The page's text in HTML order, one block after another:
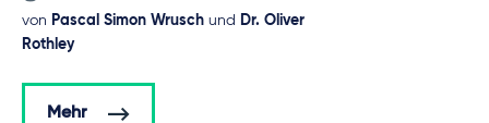
von Pascal Simon Wrusch und Dr. Oliver
Rothley
Mehr